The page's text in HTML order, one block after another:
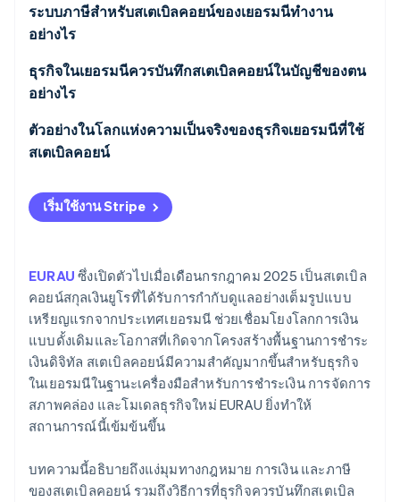
การเรียกเก็บเงิน B2B อัตโนมัติ
การจัดการสภาพคล่อง
ข้อบังคับ Federal Financial Supervisory Authority
(BaFin)
ระบบภาษีสำหรับสเตเบิลคอยน์ของเยอรมนีทำงาน
อย่างไร
กำไรจากอัตราแลกเปลี่ยน
สเตเบิลคอยน์และภาษีมูลค่าเพิ่ม (VAT)
ธุรกิจในเยอรมนีควรบันทึกสเตเบิลคอยน์ในบัญชีของตน
อย่างไร
การจัดสรรในงบดุล
การประเมินมูลค่าในเวลาต่อมา
กำไรและขาดทุน
การเปิดเผยข้อมูลในหมายเหตุประกอบงบการเงินประจำ
ปี
ตัวอย่างในโลกแห่งความเป็นจริงของธุรกิจเยอรมนีที่ใช้
สเตเบิลคอยน์
แนวปฏิบัติที่ดีที่สุด: ซัพพลายเออร์อุตสาหกรรมระหว่าง
ประเทศ
ต่างประเทศ
แนวทางปฏิบัติที่ดีที่สุด: การเรียกเก็บเงิน B2B อัตโนมัติใน
ด้านโลจิสติกส์
ข้อจำกัดในทางปฏิบัติ
เริ่มใช้งาน Stripe
EURAU ซึ่งเปิดตัวไปเมื่อเดือนกรกฎาคม 2025 เป็นสเตเบิล
คอยน์สกุลเงินยูโรที่ได้รับการกำกับดูแลอย่างเต็มรูปแบบ
เหรียญแรกจากประเทศเยอรมนี ช่วยเชื่อมโยงโลกการเงิน
แบบดั้งเดิมและโอกาสที่เกิดจากโครงสร้างพื้นฐานการชำระ
เงินดิจิทัล สเตเบิลคอยน์มีความสำคัญมากขึ้นสำหรับธุรกิจ
ในเยอรมนีในฐานะเครื่องมือสำหรับการชำระเงิน การจัดการ
สภาพคล่อง และโมเดลธุรกิจใหม่ EURAU ยิ่งทำให้
สถานการณ์นี้เข้มข้นขึ้น
บทความนี้อธิบายถึงแง่มุมทางกฎหมาย การเงิน และภาษี
ของสเตเบิลคอยน์ รวมถึงวิธีการที่ธุรกิจควรบันทึกสเตเบิล